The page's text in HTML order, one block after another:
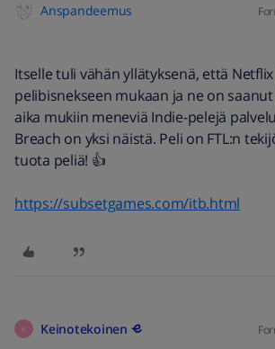
Anspandeemus
Itselle tuli vähän yllätyksenä, että
pelibisnekseen mukaan ja ne on
aika mukiin meneviä Indie-pelejä
Breach on yksi näistä. Peli on FTL:n
tuota peliä! 👍
https://subsetgames.com/itb.html
K Keinotekoinen